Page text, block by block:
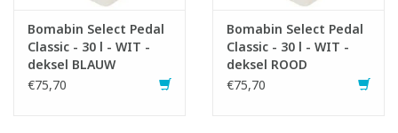
Bomabin Select Pedal
Classic - 30 l - WIT -
deksel BLAUW
€75,70
Bomabin Select Pedal
Classic - 30 l - WIT -
deksel ROOD
€75,70